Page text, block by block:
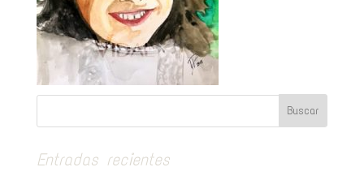
Entradas recientes